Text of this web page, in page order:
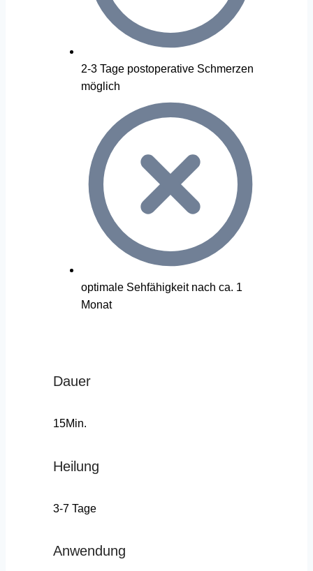
2-3 Tage postoperative Schmerzen
möglich
optimale Sehfähigkeit nach ca. 1
Monat
Dauer
15Min.
Heilung
3-7 Tage
Anwendung